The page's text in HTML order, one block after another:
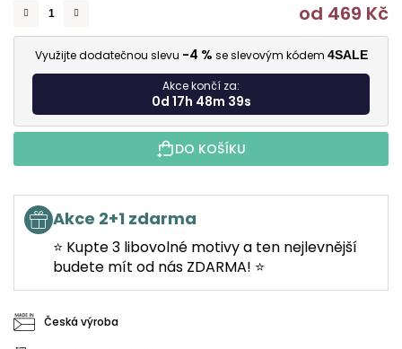
od 469 Kč
Využijte dodatečnou slevu -4 % se slevovým kódem 4SALE
Akce končí za:
0d 17h 48m 38s
DO KOŠÍKU
Akce 2+1 zdarma
⭐ Kupte 3 libovolné motivy a ten nejlevnější
budete mít od nás ZDARMA! ⭐
Česká výroba